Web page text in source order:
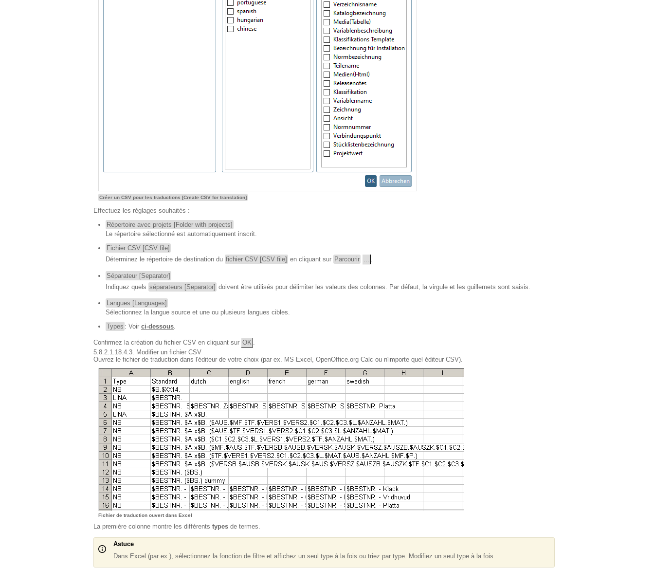
Créer un CSV pour les traductions [Create CSV for translation]
Effectuez les réglages souhaités :
Répertoire avec projets [Folder with projects]
Le répertoire sélectionné est automatiquement inscrit.
Fichier CSV [CSV file]
Déterminez le répertoire de destination du fichier CSV [CSV file] en cliquant sur Parcourir ... .
Séparateur [Separator]
Indiquez quels séparateurs [Separator] doivent être utilisés pour délimiter les valeurs des colonnes. Par défaut, la virgule et les guillemets sont saisis.
Langues [Languages]
Sélectionnez la langue source et une ou plusieurs langues cibles.
Types : Voir ci-dessous.
Confirmez la création du fichier CSV en cliquant sur OK .
5.8.2.1.18.4.3. Modifier un fichier CSV
Ouvrez le fichier de traduction dans l'éditeur de votre choix (par ex. MS Excel, OpenOffice.org Calc ou n'importe quel éditeur CSV).
Fichier de traduction ouvert dans Excel
La première colonne montre les différents types de termes.
Astuce
Dans Excel (par ex.), sélectionnez la fonction de filtre et affichez un seul type à la fois ou triez par type. Modifiez un seul type à la fois.